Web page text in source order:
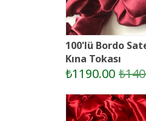
100'lü Bordo
Kına Tokası
₺1190.00